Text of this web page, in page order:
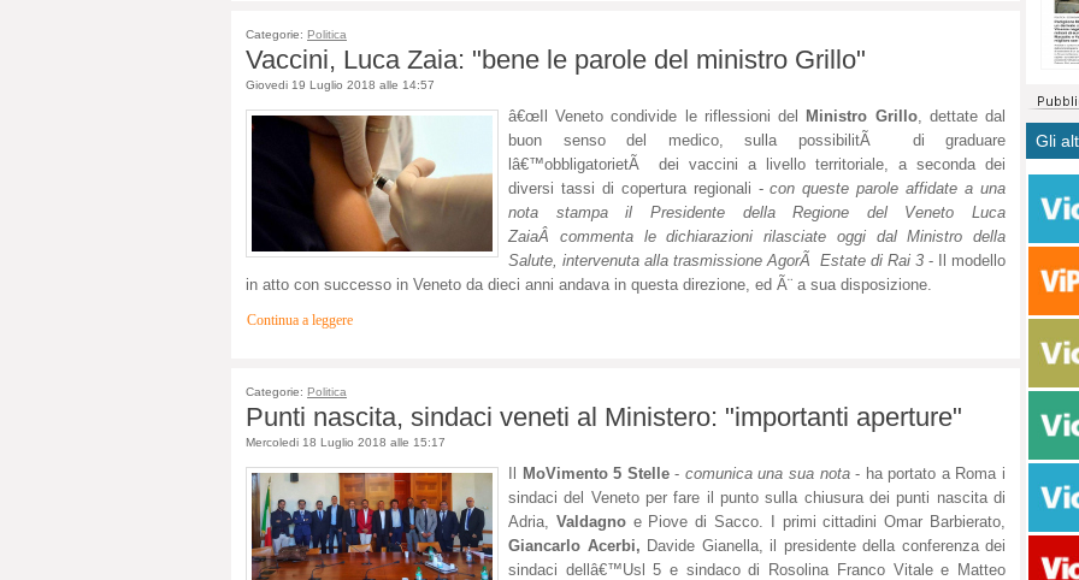
Categorie: Politica
Vaccini, Luca Zaia: "bene le parole del ministro Grillo"
Giovedi 19 Luglio 2018 alle 14:57
â€œIl Veneto condivide le riflessioni del Ministro Grillo, dettate dal
buon senso del medico, sulla possibilitÃ di graduare
lâ€™obbligatorietÃ dei vaccini a livello territoriale, a seconda dei
diversi tassi di copertura regionali -con queste parole affidate a una
nota stampa il Presidente della Regione del Veneto Luca
ZaiaÂ commenta le dichiarazioni rilasciate oggi dal Ministro della
Salute, intervenuta alla trasmissione AgorÃ Estate di Rai 3 - Il modello
in atto con successo in Veneto da dieci anni andava in questa direzione, ed Ã¨ a sua disposizione.
Continua a leggere
Categorie: Politica
Punti nascita, sindaci veneti al Ministero: "importanti aperture"
Mercoledi 18 Luglio 2018 alle 15:17
MoVimento 5 Stelle- comunica una sua nota- ha portato a Roma i
sindaci del Veneto per fare il punto sulla chiusura dei punti nascita di
Adria, Valdagno e Piove di Sacco. I primi cittadini Omar Barbierato,
Giancarlo Acerbi, Davide Gianella, il presidente della conferenza dei
sindaci dellâ€™Usl 5 e sindaco di Rosolina Franco Vitale e Matteo
la
ma
pace
fatto
dei
alta
Gli